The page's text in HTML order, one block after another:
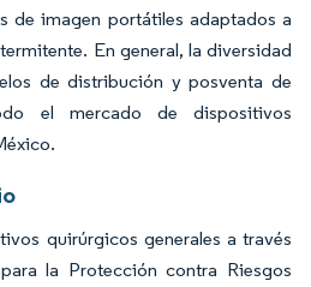
de imagen portátiles adaptados a
En general, la diversidad
de distribución y posventa de
el mercado de dispositivos
quirúrgicos generales a través
la Protección contra Riesgos